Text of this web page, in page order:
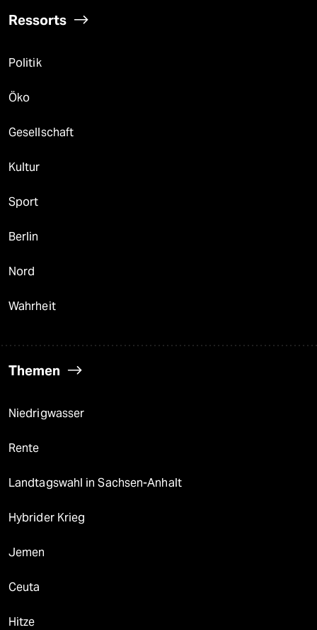
Ressorts
Politik
Öko
Gesellschaft
Kultur
Sport
Berlin
Nord
Wahrheit
Themen
Niedrigwasser
Rente
Landtagswahl in Sachsen-Anhalt
Hybrider Krieg
Jemen
Ceuta
Hitze